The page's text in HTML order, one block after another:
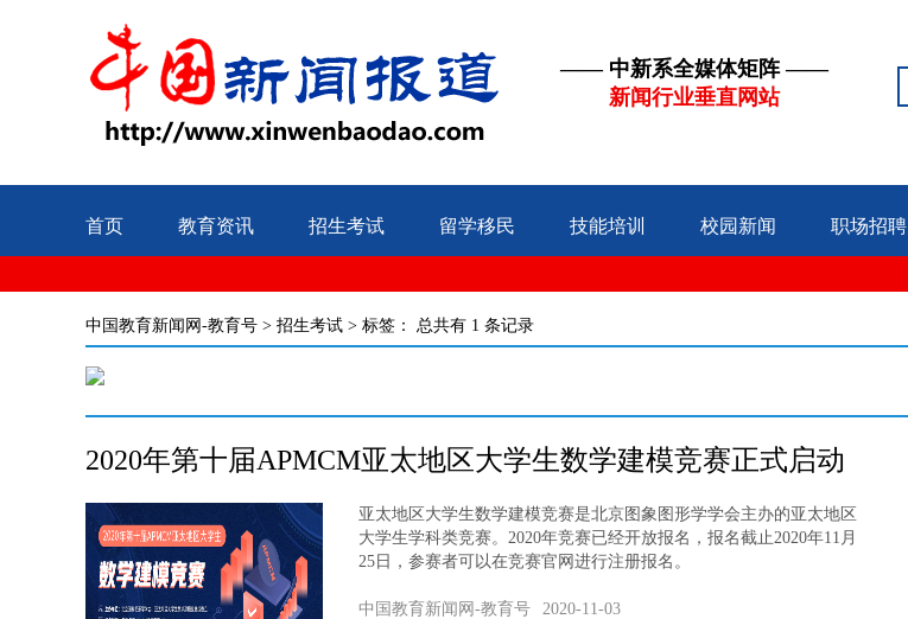
—— 中新系全媒体矩阵 ——
新闻行业垂直网站
首页 教育资讯 招生考试 留学移民 技能培训 校园新闻 职场招聘
中国教育新闻网-教育号 > 招生考试 > 标签： 总共有 1 条记录
2020年第十届APMCM亚太地区大学生数学建模竞赛正式启动
亚太地区大学生数学建模竞赛是北京图象图形学学会主办的亚太地区
大学生学科类竞赛。2020年竞赛已经开放报名，报名截止2020年11月
25日，参赛者可以在竞赛官网进行注册报名。
中国教育新闻网-教育号 2020-11-03